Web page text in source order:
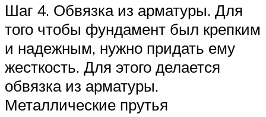
Шаг 4. Обвязка из арматуры. Для
того чтобы фундамент был крепким
и надежным, нужно придать ему
жесткость. Для этого делается
обвязка из арматуры.
Металлические прутья